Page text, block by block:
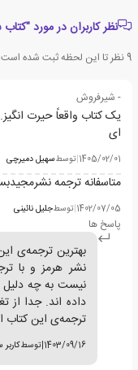
نظر کاربران در مورد
9نظر تا این لحظه ثبت شده است
- شیرفروش
یک کتاب واقعاً حیرت
ای
1405/02/01
|توسطسهیل دمیرچی
متاسفانه ترجمه
1402/07/05
|توسطجلیل نائینی
پاسخ ها
بهترین ترجمه‌ی
نشر هرمز و با
نیست به چه دلیل
داده اند. جدا از
ترجمه‌ی این
1403/09/16
|توسط